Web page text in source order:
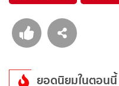
ยอดนิยมในตอนนี้